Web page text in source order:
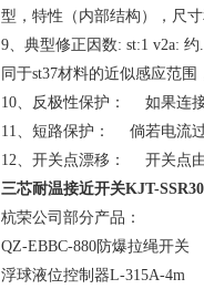
型，特性（内部结构），尺
9、典型修正因数: st:1 v2a:
同于st37材料的近似感应范
10、反极性保护： 如果连
11、短路保护： 倘若电流
12、开关点漂移： 开关点由
三芯耐温接近开关KJT-
杭荣公司部分产品：
QZ-EBBC-880防爆拉绳
浮球液位控制器L-